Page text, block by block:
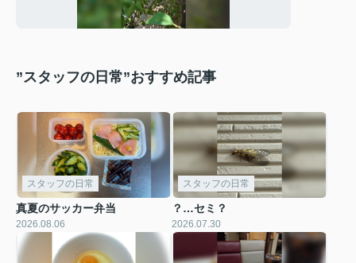
”スタッフの日常”おすすめ記事
スタッフの日常
真夏のサッカー弁当
2026.08.06
スタッフの日常
？…セミ？
2026.07.30